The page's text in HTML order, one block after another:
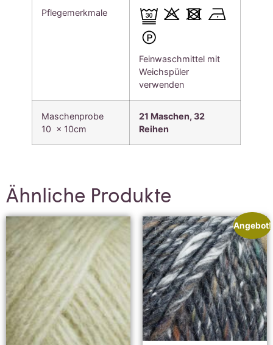
Pflegemerkmale
Feinwaschmittel mit
Weichspüler
verwenden
Maschenprobe
10 x 10cm
21 Maschen, 32
Reihen
Ähnliche Produkte
Angebot!